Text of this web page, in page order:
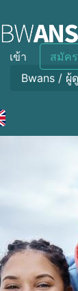
เข้า สมัคร